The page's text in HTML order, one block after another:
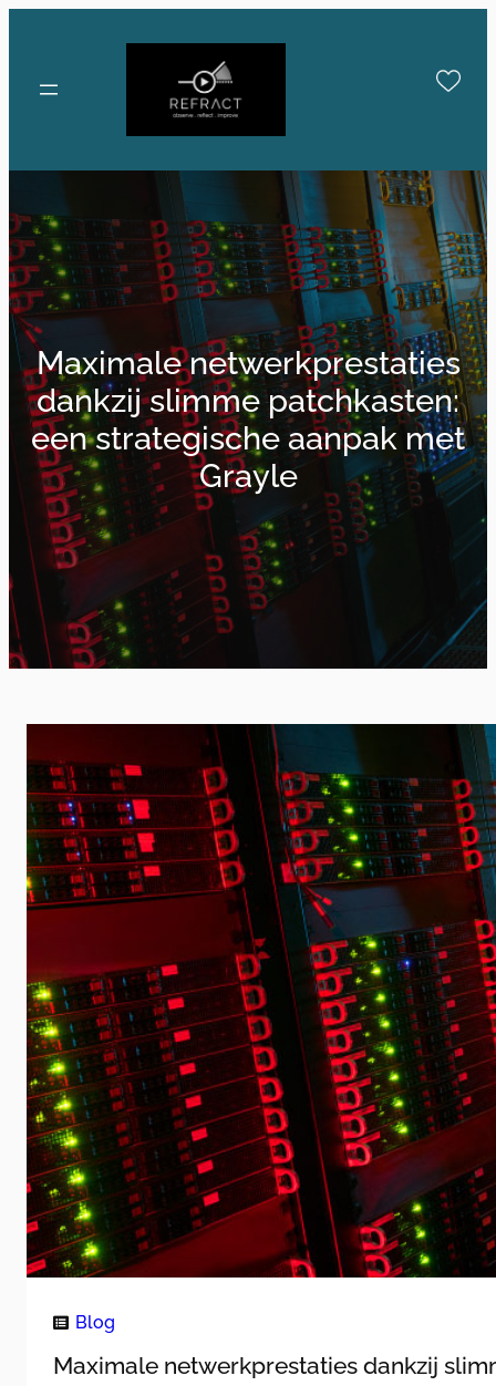
Maximale netwerkprestaties
dankzij slimme patchkasten:
een strategische aanpak met
Grayle
Blog
Maximale netwerkprestaties dankzij